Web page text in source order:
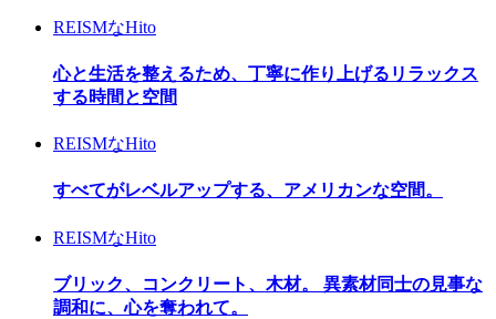
REISMなHito
心と生活を整えるため、丁寧に作り上げるリラックス
する時間と空間
REISMなHito
すべてがレベルアップする、アメリカンな空間。
REISMなHito
ブリック、コンクリート、木材。 異素材同士の見事な
調和に、心を奪われて。